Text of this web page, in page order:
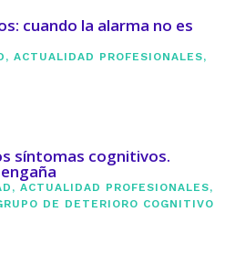
cuando la alarma no es
,ACTUALIDAD PROFESIONALES,
síntomas cognitivos.
,ACTUALIDAD PROFESIONALES,
DE DETERIORO COGNITIVO